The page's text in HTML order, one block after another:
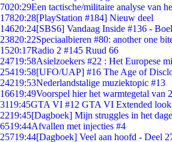
7020:29Een tactische/militaire analyse van
17820:28[PlayStation #184] Nieuw deel
14620:24[SBS6] Vandaag Inside #136 -
23820:22Speciaalbieren #80: another one
1520:17Radio 2 #145 Ruud 66
24719:58Asielzoekers #22 : Het Europese
25419:58[UFO/UAP] #16 The Age of
24219:53Nederlandstalige muziektopic #13
16619:49Voorspel hier het warmtegetal van
3119:45GTA VI #12 GTA VI Extended
2219:45[Dagboek] Mijn struggles in het
6519:44Afvallen met injecties #4
25719:44[Dagboek] Veel aan hoofd - Deel